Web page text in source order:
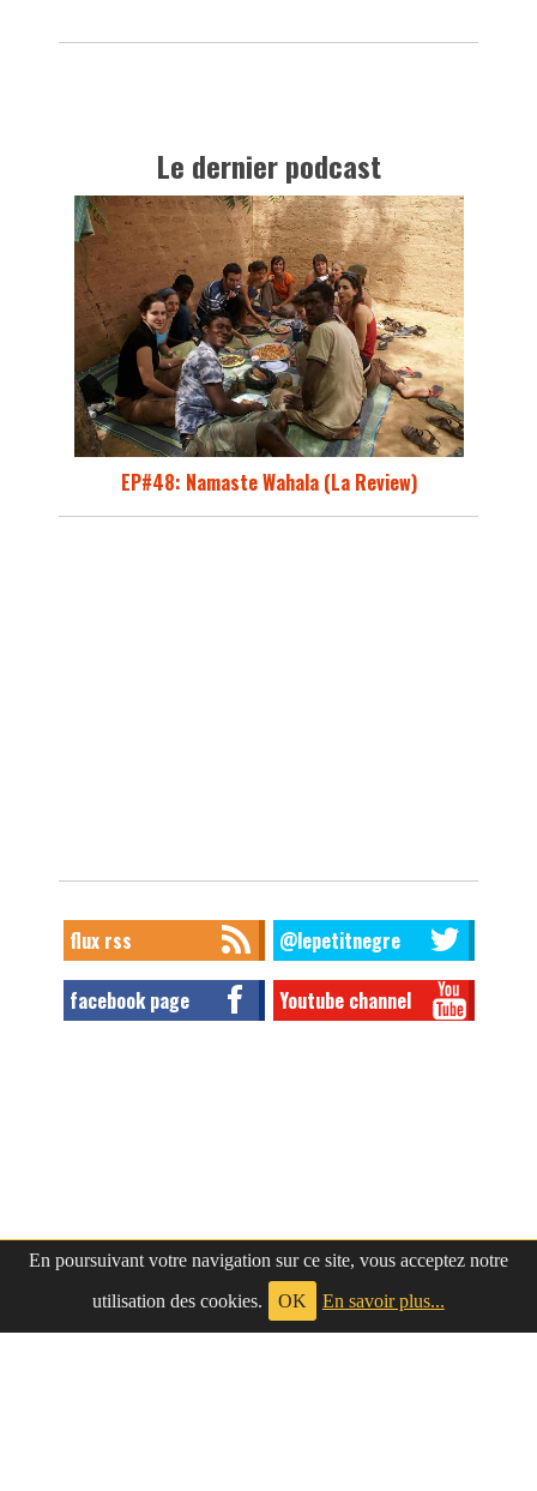
En poursuivant votre navigation sur ce site, vous acceptez notre
utilisation des cookies.
OK En savoir plus...
Le dernier podcast
EP#48: Namaste Wahala (La Review)
flux rss @lepetitnegre
facebook page Youtube channel